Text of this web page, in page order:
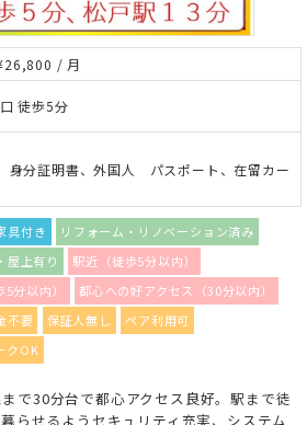
/ 月
徒歩5分
分証明書、外国人 パスポート、在留カー
具付き
リフォーム・リノベーション済み
屋上有り
駅近（徒歩5分以内）
分以内）
都心への好アクセス（30分以内）
不要 保証人無し
ペア利用可
クOK
で30分台で都心アクセス良好。駅まで徒
らせるようセキュリティ充実、システム